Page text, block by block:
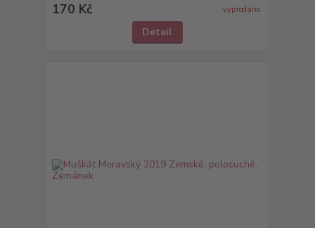
170 Kč vyprodáno
Detail